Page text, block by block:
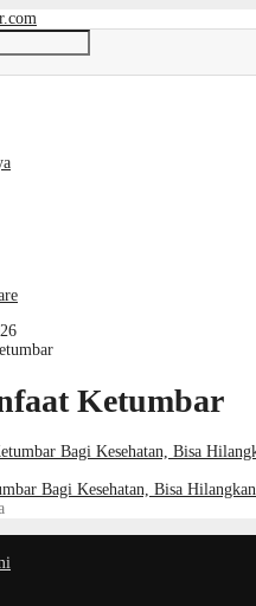
Ketumbar
Bagi Kesehatan, Bisa